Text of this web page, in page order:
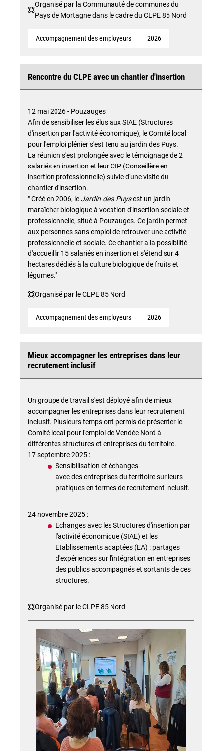
Organisé par la Communauté de communes du
Pays de Mortagne dans le cadre du CLPE 85 Nord
Accompagnement des employeurs 2026
Rencontre du CLPE avec un chantier d'insertion
12 mai 2026 - Pouzauges
Afin de sensibiliser les élus aux SIAE (Structures
d'insertion par l'activité économique), le Comité local
pour l'emploi plénier s'est tenu au jardin des Puys.
La réunion s'est prolongée avec le témoignage de 2
salariés en insertion et leur CIP (Conseillère en
insertion professionnelle) suivie d'une visite du
chantier d'insertion.
" Créé en 2006, le Jardin des Puysest un jardin
maraîcher biologique à vocation d'insertion sociale et
professionnelle, situé à Pouzauges. Ce jardin permet
aux personnes sans emploi de retrouver une activité
professionnelle et sociale. Ce chantier a la possibilité
d'accueillir 15 salariés en insertion et s'étend sur 4
hectares dédiés à la culture biologique de fruits et
légumes."
Organisé par le CLPE 85 Nord
Accompagnement des employeurs 2026
Mieux accompagner les entreprises dans leur
recrutement inclusif
Un groupe de travail s'est déployé afin de mieux
accompagner les entreprises dans leur recrutement
inclusif. Plusieurs temps ont permis de présenter le
Comité local pour l'emploi de Vendée Nord à
différentes structures et entreprises du territoire.
17 septembre 2025 :
Sensibilisation et échanges
avec des entreprises du territoire sur leurs
pratiques en termes de recrutement inclusif.
24 novembre 2025 :
Echanges avec les Structures d'insertion par
l'activité économique (SIAE) et les
Etablissements adaptées (EA) : partages
d'expériences sur l'intégration en entreprises
des publics accompagnés et sortants de ces
structures.
Organisé par le CLPE 85 Nord